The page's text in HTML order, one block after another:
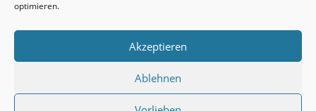
optimieren.
Akzeptieren
Ablehnen
Datenschutzerklärung
Satzung
Mitglied werden
Präventionskonzept
Archiv